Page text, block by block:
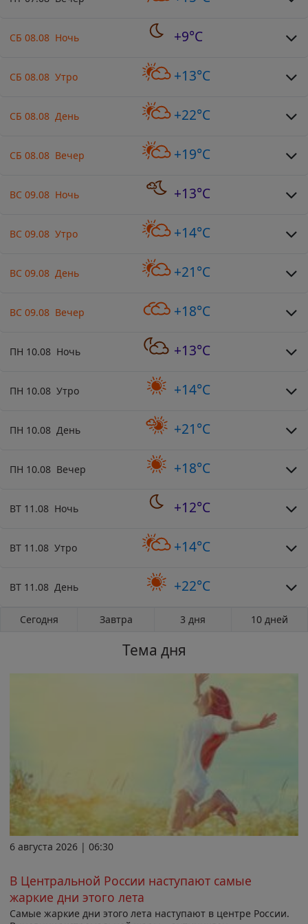
СБ 08.08 Ночь +9°C
СБ 08.08 Утро +13°C
СБ 08.08 День +22°C
СБ 08.08 Вечер +19°C
ВС 09.08 Ночь +13°C
ВС 09.08 Утро +14°C
ВС 09.08 День +21°C
ВС 09.08 Вечер +18°C
ПН 10.08 Ночь +13°C
ПН 10.08 Утро +14°C
ПН 10.08 День +21°C
ПН 10.08 Вечер +18°C
ВТ 11.08 Ночь +12°C
ВТ 11.08 Утро +14°C
ВТ 11.08 День +22°C
Сегодня Завтра 3 дня 10 дней
Тема дня
6 августа 2026 | 06:30
В Центральной России наступают самые
жаркие дни этого лета
Самые жаркие дни этого лета наступают в центре России.